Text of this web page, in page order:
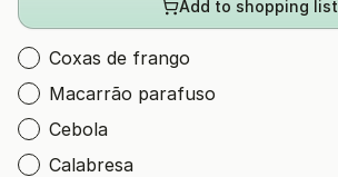
Add to shopping list
Coxas de frango
Macarrão parafuso
Cebola
Calabresa